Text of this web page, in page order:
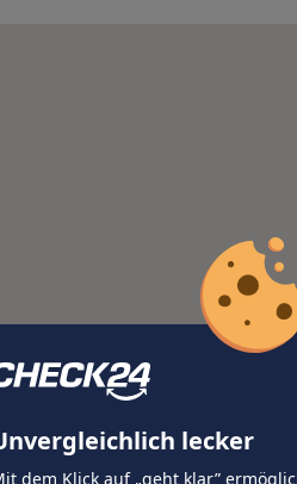
lecker
dem Klick auf „geht klar”